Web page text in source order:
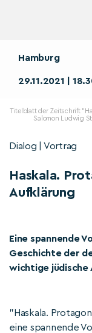
Hamburg
29.11.2021 |
Titelblatt der Zeitschrift
Salomon Ludwig
Dialog | Vortrag
Haskala.
Aufklärung
Eine spannende
Geschichte der
wichtige jüdische
"Haskala.
eine spannende